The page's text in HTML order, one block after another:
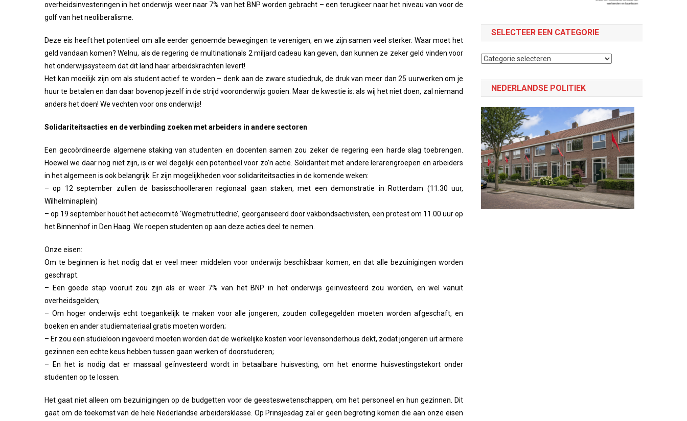
overheidsinvesteringen in het onderwijs weer naar 7% van het BNP worden gebracht – een terugkeer naar het niveau van voor de
golf van het neoliberalisme.
Deze eis heeft het potentieel om alle eerder genoemde bewegingen te verenigen, en we zijn samen veel sterker. Waar moet het
geld vandaan komen? Welnu, als de regering de multinationals 2 miljard cadeau kan geven, dan kunnen ze zeker geld vinden voor
het onderwijssysteem dat dit land haar arbeidskrachten levert!
Het kan moeilijk zijn om als student actief te worden – denk aan de zware studiedruk, de druk van meer dan 25 uurwerken om je
huur te betalen en dan daar bovenop jezelf in de strijd vooronderwijs gooien. Maar de kwestie is: als wij het niet doen, zal niemand
anders het doen! We vechten voor ons onderwijs!
Solidariteitsacties en de verbinding zoeken met arbeiders in andere sectoren
Een gecoördineerde algemene staking van studenten en docenten samen zou zeker de regering een harde slag toebrengen.
Hoewel we daar nog niet zijn, is er wel degelijk een potentieel voor zo’n actie. Solidariteit met andere lerarengroepen en arbeiders
in het algemeen is ook belangrijk. Er zijn mogelijkheden voor solidariteitsacties in de komende weken:
– op 12 september zullen de basisschoolleraren regionaal gaan staken, met een demonstratie in Rotterdam (11.30 uur,
Wilhelminaplein)
– op 19 september houdt het actiecomité ‘Wegmetruttedrie’, georganiseerd door vakbondsactivisten, een protest om 11.00 uur op
het Binnenhof in Den Haag. We roepen studenten op aan deze acties deel te nemen.
Onze eisen:
Om te beginnen is het nodig dat er veel meer middelen voor onderwijs beschikbaar komen, en dat alle bezuinigingen worden
geschrapt.
– Een goede stap vooruit zou zijn als er weer 7% van het BNP in het onderwijs geïnvesteerd zou worden, en wel vanuit
overheidsgelden;
– Om hoger onderwijs echt toegankelijk te maken voor alle jongeren, zouden collegegelden moeten worden afgeschaft, en
boeken en ander studiemateriaal gratis moeten worden;
– Er zou een studieloon ingevoerd moeten worden dat de werkelijke kosten voor levensonderhous dekt, zodat jongeren uit armere
gezinnen een echte keus hebben tussen gaan werken of doorstuderen;
– En het is nodig dat er massaal geïnvesteerd wordt in betaalbare huisvesting, om het enorme huisvestingstekort onder
studenten op te lossen.
Het gaat niet alleen om bezuinigingen op de budgetten voor de geesteswetenschappen, om het personeel en hun gezinnen. Dit
gaat om de toekomst van de hele Nederlandse arbeidersklasse. Op Prinsjesdag zal er geen begroting komen die aan onze eisen
SELECTEER EEN CATEGORIE
Selecteer
categorie
NEDERLANDSE POLITIEK